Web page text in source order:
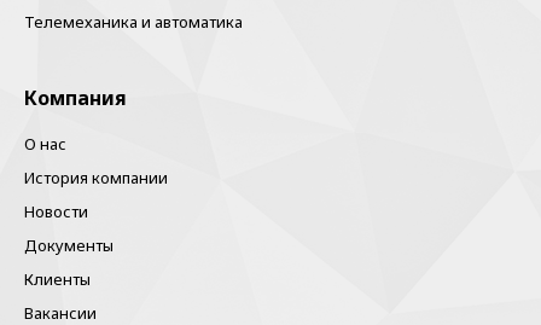
Телемеханика и автоматика
Компания
О нас
История компании
Новости
Документы
Клиенты
Вакансии